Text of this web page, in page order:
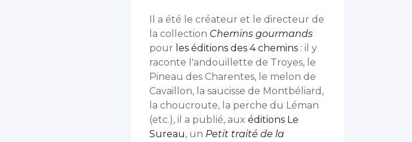
Il a été le créateur et le directeur de
la collection Chemins gourmands
pour les éditions des 4 chemins : il y
raconte l'andouillette de Troyes, le
Pineau des Charentes, le melon de
Cavaillon, la saucisse de Montbéliard,
la choucroute, la perche du Léman
(etc.), il a publié, aux éditions Le
Sureau, un Petit traité de la